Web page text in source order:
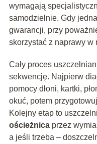
wymagają
samodzielnie. Gdy
gwarancji, przy
skorzystać z naprawy w
Cały proces
sekwencję. Najpierw
pomocy dłoni, kartki,
okuć, potem
Kolejny etap to
ościeżnicaprzez
a jeśli trzeba –